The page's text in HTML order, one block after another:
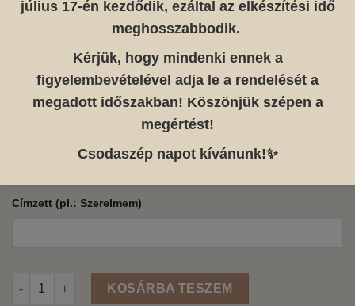
KAPARÓS FELÜLET SZÍNE
Meglepetés (pl.: Vacsora az első randink helyszínén)
Címzett (pl.: Szerelmem)
Küldemény Valentin-napra kaparós ajándékutalvány mennyiség
KOSÁRBA TESZEM
július 17-én kezdődik, ezáltal az elkészítési idő
meghosszabbodik.
Kérjük, hogy mindenki ennek a
figyelembevételével adja le a rendelését a
megadott időszakban! Köszönjük szépen a
megértést!
Csodaszép napot kívánunk!✨